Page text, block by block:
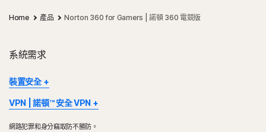
Home 產品 Norton 360 for Gamers | 諾頓 360 電競版
系統需求
裝置安全
部分裝置和作業系統無法使用所有功能。
統 (不包括在 S 模式的 Windows 10、在 ARM 處理器上執行的
VPN | 諾頓™ 安全 VPN
Norton VPN 適用於 Windows™ 個人電腦、Mac®、iOS 和
網路犯罪和身分竊取防不勝防。